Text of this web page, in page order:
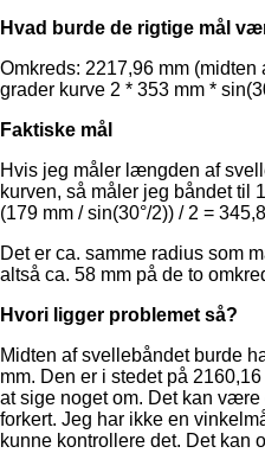
Hvad burde de rigtige mål
Omkreds: 2217,96 mm
grader kurve 2 * 353 mm *
Faktiske mål
Hvis jeg måler længden af
kurven, så måler jeg båndet til
(179 mm / sin(30°/2)) / 2 =
Det er ca. samme radius som
altså ca. 58 mm på de to
Hvori ligger problemet så?
Midten af svellebåndet burde
mm. Den er i stedet på
at sige noget om. Det kan
forkert. Jeg har ikke en
kunne kontrollere det. Det kan